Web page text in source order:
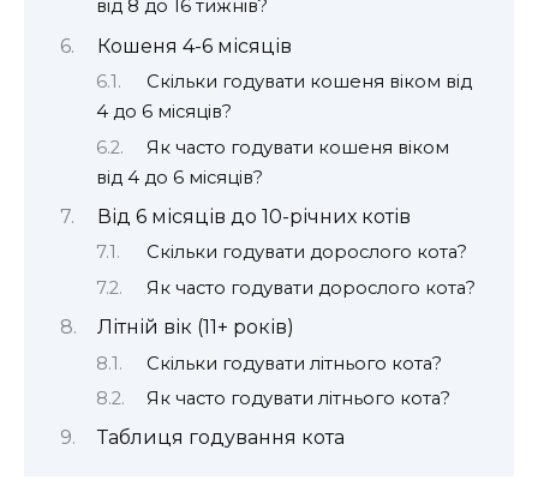
від 8 до 16 тижнів?
Кошеня 4-6 місяців
Скільки годувати кошеня віком від
4 до 6 місяців?
Як часто годувати кошеня віком
від 4 до 6 місяців?
Від 6 місяців до 10-річних котів
Скільки годувати дорослого кота?
Як часто годувати дорослого кота?
Літній вік (11+ років)
Скільки годувати літнього кота?
Як часто годувати літнього кота?
Таблиця годування кота